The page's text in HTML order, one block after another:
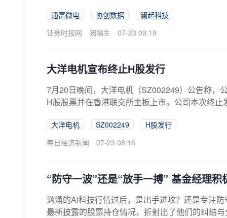
通富微电 协创数据
澜起科技
证券时报网
阙福生 07-23 09:19
大洋电机宣布终止H股发行
7月20日晚间，大洋电机（SZ002249）公告称，
H股股票并在香港联交所主板上市。公司本次终
大洋电机 SZ002249
H股发行
每日经济新闻
07-23 08:16
“防守一波”还是“放手一搏” 基金经理积
汹涌的AI科技行情过后，是出手进攻？还是专注
最新披露的股票持仓情况，折射出了他们的纠结